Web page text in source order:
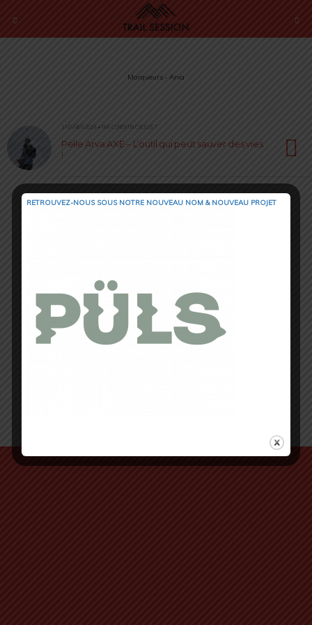
Marqueurs › Arva
3 FÉVRIER 2024 • PAR CORENTIN CROUZET
Pelle Arva AXE – L’outil qui peut sauver des vies
!
RETROUVEZ-NOUS SOUS NOTRE NOUVEAU NOM & NOUVEAU PROJET